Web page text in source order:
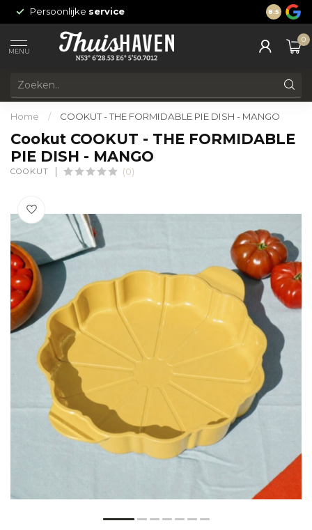
Persoonlijke service 24/7
8.5
MENU
0
Home / COOKUT - THE FORMIDABLE PIE DISH - MANGO
Cookut COOKUT - THE FORMIDABLE
PIE DISH - MANGO
COOKUT (0)